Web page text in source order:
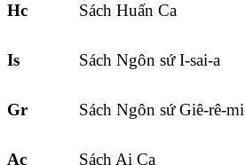
Hc Sách Huấn Ca
Is Sách Ngôn sứ I-sai-a
Gr Sách Ngôn sứ Giê-rê-
Ac Sách Ai Ca